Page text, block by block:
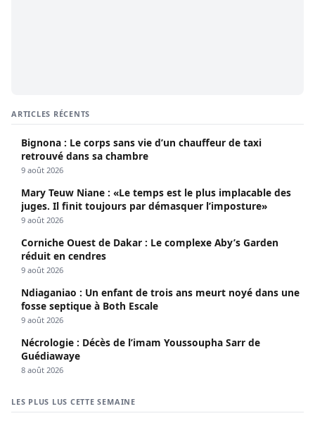
ARTICLES RÉCENTS
Bignona : Le corps sans vie d’un chauffeur de taxi
retrouvé dans sa chambre
9 août 2026
Mary Teuw Niane : «Le temps est le plus implacable des
juges. Il finit toujours par démasquer l’imposture»
9 août 2026
Corniche Ouest de Dakar : Le complexe Aby’s Garden
réduit en cendres
9 août 2026
Ndiaganiao : Un enfant de trois ans meurt noyé dans une
fosse septique à Both Escale
9 août 2026
Nécrologie : Décès de l’imam Youssoupha Sarr de
Guédiawaye
8 août 2026
LES PLUS LUS CETTE SEMAINE